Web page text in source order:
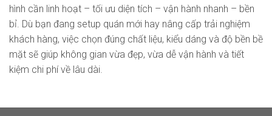
hình cần linh hoạt – tối ưu diện tích – vận hành nhanh – bền
bỉ. Dù bạn đang setup quán mới hay nâng cấp trải nghiệm
khách hàng, việc chọn đúng chất liệu, kiểu dáng và độ bền bề
mặt sẽ giúp không gian vừa đẹp, vừa dễ vận hành và tiết
kiệm chi phí về lâu dài.